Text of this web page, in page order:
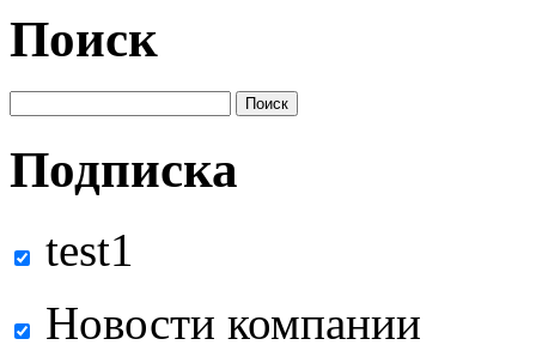
Поиск
Подписка
test1
Новости компании